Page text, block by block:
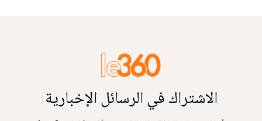
الاشتراك في الرسائل الإخبارية